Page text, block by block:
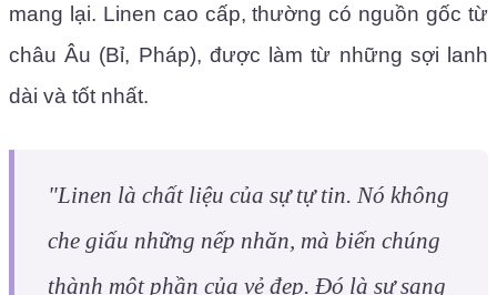
mang lại. Linen cao cấp, thường có nguồn gốc từ
châu Âu (Bỉ, Pháp), được làm từ những sợi lanh
dài và tốt nhất.
"Linen là chất liệu của sự tự tin. Nó không
che giấu những nếp nhăn, mà biến chúng
thành một phần của vẻ đẹp. Đó là sự sang